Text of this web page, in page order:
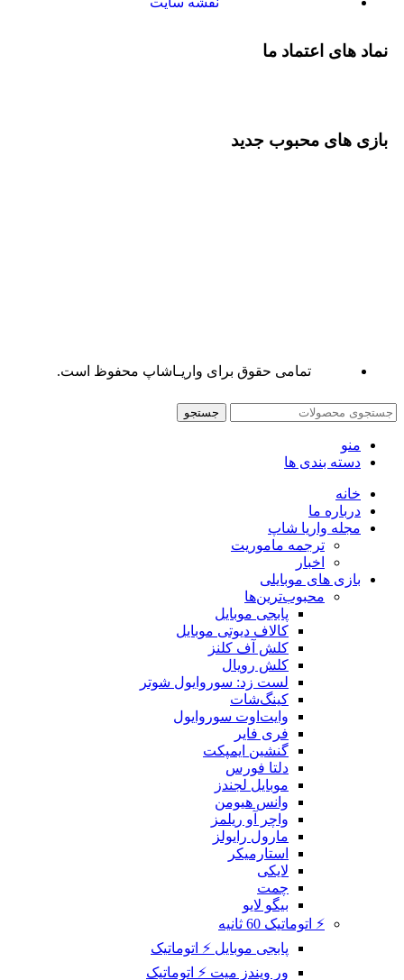
نماد های اعتماد ما
بازی های محبوب جدید
تمامی حقوق برای واریـاشاپ محفوظ است.
جستجو
منو
دسته بندی ها
خانه
درباره ما
مجله واریا شاپ
ترجمه ماموریت
اخبار
بازی های موبایلی
محبوب‌ترین‌ها
پابجی موبایل
کالاف دیوتی موبایل
کلش آف کلنز
کلش رویال
لست زد: سوروایول شوتر
کینگ‌شات
وایت‌اوت سوروایول
فری فایر
گنشین ایمپکت
دلتا فورس
موبایل لجندز
وانس هیومن
واچر آو ریلمز
مارول رایولز
استارمیکر
لایکی
چمت
بیگو لایو
⚡ اتوماتیک 60 ثانیه
پابجی موبایل ⚡ اتوماتیک
ور ویندز میت ⚡ اتوماتیک